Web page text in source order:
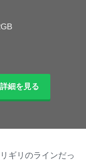
細を見る
ギリのラインだっ